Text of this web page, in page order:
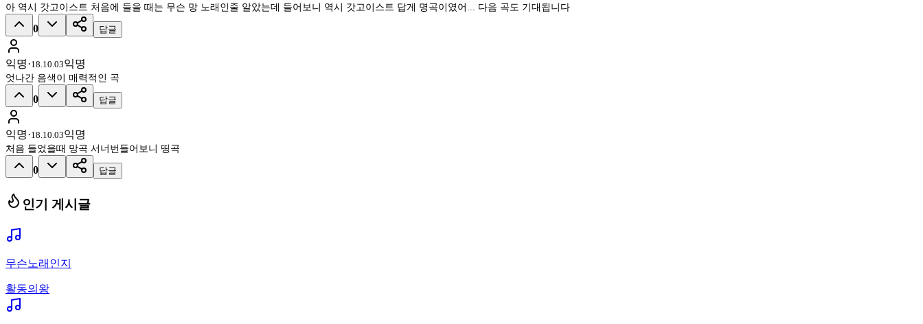
아 역시 갓고이스트 처음에 들을 때는 무슨 망 노래인줄 알았는데 들어보니 역시 갓고이스트 답게 명곡이였어... 다음 곡도 기대됩니다
0 답글
익명·18.10.03익명
엇나간 음색이 매력적인 곡
0 답글
익명·18.10.03익명
처음 들었을때 망곡 서너번들어보니 띵곡
0 답글
인기 게시글
무슨노래인지
활동의왕